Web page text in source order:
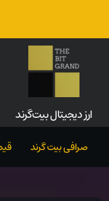
ارز‌ دیجیتال بیت‌گرند
صرافی بیت گرند